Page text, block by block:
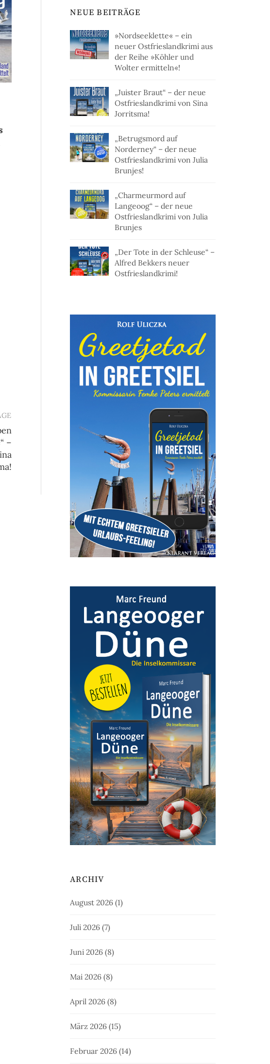
–
NEUE BEITRÄGE
»Nordseeklette« – ein
neuer Ostfrieslandkrimi aus
der Reihe »Köhler und
Wolter ermitteln«!
„Juister Braut“ – der neue
Ostfrieslandkrimi von Sina
Jorritsma!
„Betrugsmord auf
Norderney“ – der neue
Ostfrieslandkrimi von Julia
Brunjes!
„Charmeurmord auf
Langeoog“ – der neue
Ostfrieslandkrimi von Julia
Brunjes
„Der Tote in der Schleuse“ –
Alfred Bekkers neuer
Ostfrieslandkrimi!
ARCHIV
August 2026 (1)
Juli 2026 (7)
Juni 2026 (8)
Mai 2026 (8)
April 2026 (8)
März 2026 (15)
Februar 2026 (14)